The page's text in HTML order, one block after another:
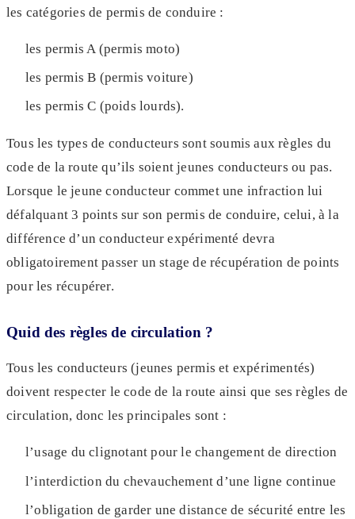
les catégories de permis de conduire :
les permis A (permis moto)
les permis B (permis voiture)
les permis C (poids lourds).
Tous les types de conducteurs sont soumis aux règles du
code de la route qu’ils soient jeunes conducteurs ou pas.
Lorsque le jeune conducteur commet une infraction lui
défalquant 3 points sur son permis de conduire, celui, à la
différence d’un conducteur expérimenté devra
obligatoirement passer un stage de récupération de points
pour les récupérer.
Quid des règles de circulation ?
Tous les conducteurs (jeunes permis et expérimentés)
doivent respecter le code de la route ainsi que ses règles de
circulation, donc les principales sont :
l’usage du clignotant pour le changement de direction
l’interdiction du chevauchement d’une ligne continue
l’obligation de garder une distance de sécurité entre les